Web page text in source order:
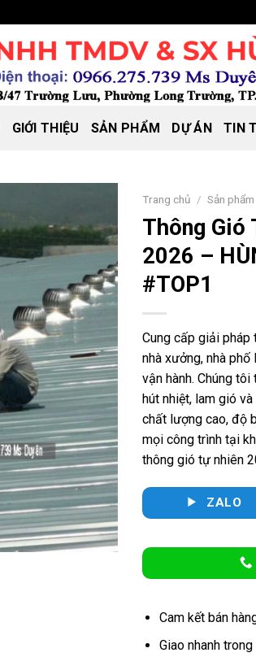
GIỚI THIỆU SẢN PHẨM DỰ ÁN TIN
Trang chủ / Sản phẩm
Thông Gió
2026 –
#TOP1
Cung cấp giải
nhà xưởng, nhà
vận hành. Chúng
hút nhiệt, lam gió
chất lượng cao, độ
mọi công trình tại
thông gió tự nhiên
ZALO
Cam kết bán
Giao nhanh